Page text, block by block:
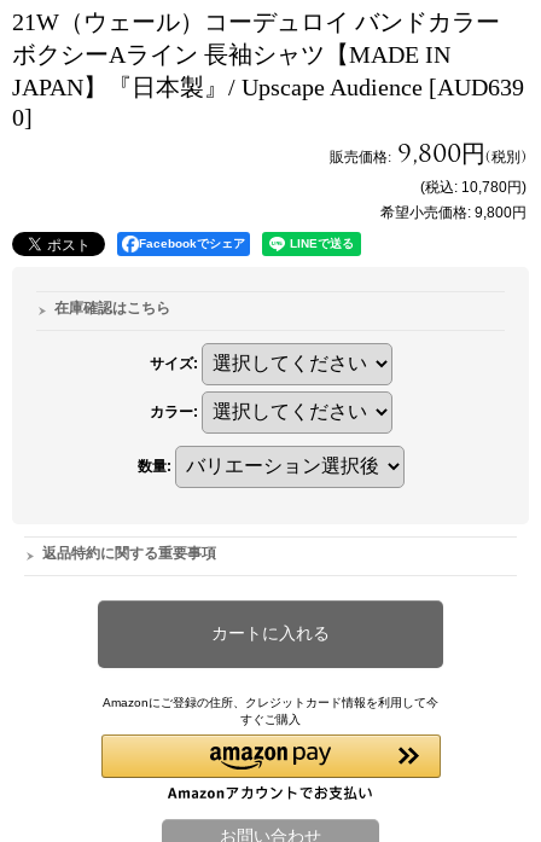
21W（ウェール）コーデュロイ バンドカラー
ボクシーAライン 長袖シャツ【MADE IN
JAPAN】『日本製』/ Upscape Audience [AUD639
0]
販売価格: 9,800円(税別)
(税込: 10,780円)
希望小売価格: 9,800円
Facebookでシェア
在庫確認はこちら
サイズ:
カラー:
数量:
返品特約に関する重要事項
Amazonにご登録の住所、クレジットカード情報を利用して今
すぐご購入